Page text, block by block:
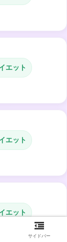
エット
エット
エット
サイドバー